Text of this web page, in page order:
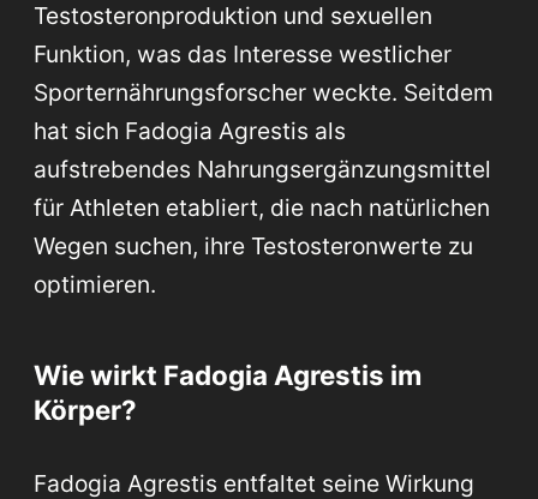
Testosteronproduktion und sexuellen
Funktion, was das Interesse westlicher
Sporternährungsforscher weckte. Seitdem
hat sich Fadogia Agrestis als
aufstrebendes Nahrungsergänzungsmittel
für Athleten etabliert, die nach natürlichen
Wegen suchen, ihre Testosteronwerte zu
optimieren.
Wie wirkt Fadogia Agrestis im
Körper?
Fadogia Agrestis entfaltet seine Wirkung